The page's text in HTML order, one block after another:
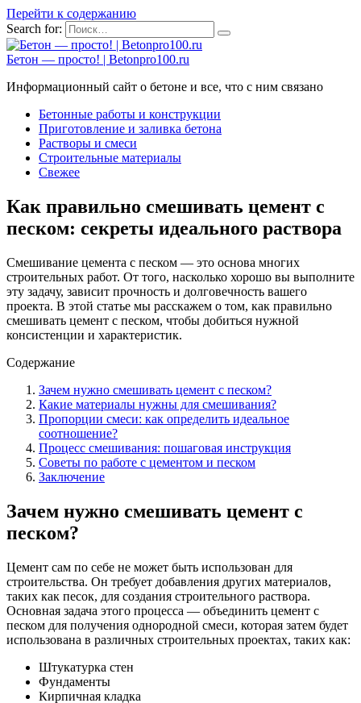
Перейти к содержанию
Search for:
Бетон — просто! | Betonpro100.ru
Информационный сайт о бетоне и все, что с ним связано
Бетонные работы и конструкции
Приготовление и заливка бетона
Растворы и смеси
Строительные материалы
Свежее
Как правильно смешивать цемент с
песком: секреты идеального раствора
Смешивание цемента с песком — это основа многих
строительных работ. От того, насколько хорошо вы выполните
эту задачу, зависит прочность и долговечность вашего
проекта. В этой статье мы расскажем о том, как правильно
смешивать цемент с песком, чтобы добиться нужной
консистенции и характеристик.
Содержание
Зачем нужно смешивать цемент с песком?
Какие материалы нужны для смешивания?
Пропорции смеси: как определить идеальное
соотношение?
Процесс смешивания: пошаговая инструкция
Советы по работе с цементом и песком
Заключение
Зачем нужно смешивать цемент с
песком?
Цемент сам по себе не может быть использован для
строительства. Он требует добавления других материалов,
таких как песок, для создания строительного раствора.
Основная задача этого процесса — объединить цемент с
песком для получения однородной смеси, которая затем будет
использована в различных строительных проектах, таких как:
Штукатурка стен
Фундаменты
Кирпичная кладка